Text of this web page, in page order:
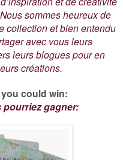
sommes heureux de
collection et bien entendu
avec vous leurs
leurs blogues pour en
créations.
could win:
pourriez gagner: